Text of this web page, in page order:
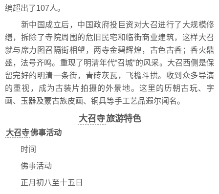
编超出了107人。
新中国成立后，中国政府投巨资对大召进行了大规模修
缮，拆除了寺院周围的危旧民宅和临街商业建筑，这样大召
就与席力图召隔街相望，两寺金碧辉煌，古色古香；香火鼎
盛，法号齐鸣。重现了明清年代“召城”的风采。大召西侧是保
留完好的明清一条街，青砖灰瓦，飞檐斗拱。收到众多导演
的重视，成为古装片拍摄的外景地。这里的历朝古玩、字
画、玉器及蒙古族皮画、铜具等手工艺品遐尔闻名。
大召寺旅游特色
大召寺佛事活动
时间
佛事活动
正月初八至十五日